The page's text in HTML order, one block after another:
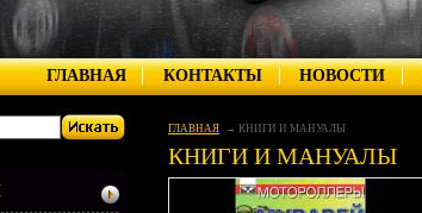
ГЛАВНАЯ КОНТАКТЫ НОВОСТИ
ГЛАВНАЯ КНИГИ И МАНУАЛЫ
КНИГИ И МАНУАЛЫ